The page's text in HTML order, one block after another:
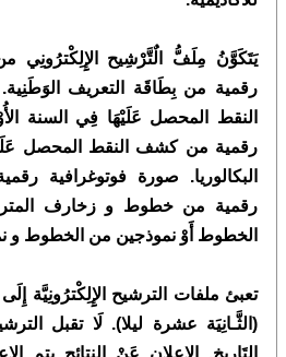
يَتَكَوَّنُ مِلَفُّ الٌتَّرْشِيح الإِِلِكْترُونِي
رقمية من بِطَاقَة التعريف
النقط المحصل عَلَيْهَا فِي السنة
رقمية من كشف النقط المحصل
رقمية من خطوط و زخارف
الخطوط أَوْ نموذجين من الخطوط و
(الثَّـانِيَة عشرة ليلا). لَا تقبل